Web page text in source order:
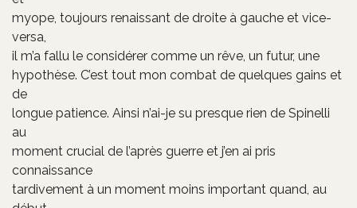
myope, toujours renaissant de droite à gauche et vice-
versa,
il m’a fallu le considérer comme un rêve, un futur, une
hypothèse. C’est tout mon combat de quelques gains et
de
longue patience. Ainsi n’ai-je su presque rien de Spinelli
au
moment crucial de l’après guerre et j’en ai pris
connaissance
tardivement à un moment moins important quand, au